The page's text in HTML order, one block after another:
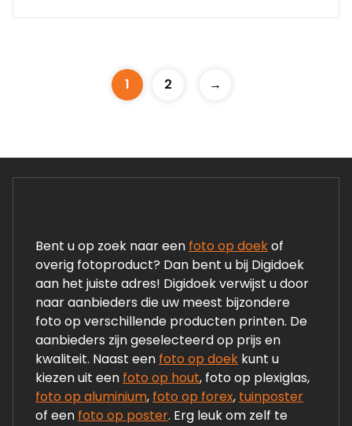
1 2 →
Bent u op zoek naar een foto op doekof
overig fotoproduct? Dan bent u bij Digidoek
aan het juiste adres! Digidoek verwijst u door
naar aanbieders die uw meest bijzondere
foto op verschillende producten printen. De
aanbieders zijn geselecteerd op prijs en
kwaliteit. Naast een foto op doek kunt u
kiezen uit een foto op hout, foto op plexiglas,
foto op aluminium, foto op forex, tuinposter
of een foto op poster. Erg leuk om zelf te